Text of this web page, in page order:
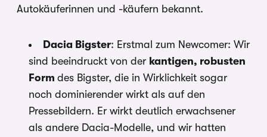
Autokäuferinnen und -käufern bekannt.
Dacia Bigster: Erstmal zum Newcomer: Wir
sind beeindruckt von der kantigen, robusten
Form des Bigster, die in Wirklichkeit sogar
noch dominierender wirkt als auf den
Pressebildern. Er wirkt deutlich erwachsener
als andere Dacia-Modelle, und wir hatten